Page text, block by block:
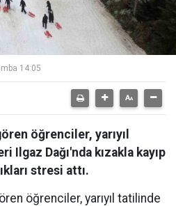
14:05
öğrenciler, yarıyıl
Dağı'nda kızakla kayıp
stresi attı.
öğrenciler, yarıyıl tatilinde